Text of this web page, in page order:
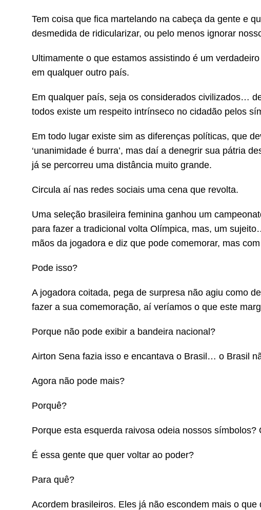
Tem coisa que fica martelando na cabeça da gente e
desmedida de ridicularizar, ou pelo menos ignorar
Ultimamente o que estamos assistindo é um
em qualquer outro país.
Em qualquer país, seja os considerados civilizados…
todos existe um respeito intrínseco no cidadão pelos
Em todo lugar existe sim as diferenças políticas, que
‘unanimidade é burra’, mas daí a denegrir sua pátria
já se percorreu uma distância muito grande.
Circula aí nas redes sociais uma cena que revolta.
Uma seleção brasileira feminina ganhou um
para fazer a tradicional volta Olímpica, mas, um
mãos da jogadora e diz que pode comemorar, mas
Pode isso?
A jogadora coitada, pega de surpresa não agiu como
fazer a sua comemoração, aí veríamos o que este
Porque não pode exibir a bandeira nacional?
Airton Sena fazia isso e encantava o Brasil… o Brasil
Agora não pode mais?
Porquê?
Porque esta esquerda raivosa odeia nossos símbolos?
É essa gente que quer voltar ao poder?
Para quê?
Acordem brasileiros. Eles já não escondem mais o